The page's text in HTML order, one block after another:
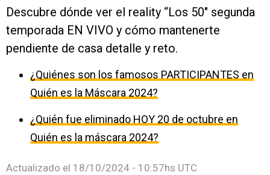
Descubre dónde ver el reality “Los 50″ segunda
temporada EN VIVO y cómo mantenerte
pendiente de casa detalle y reto.
¿Quiénes son los famosos PARTICIPANTES en
Quién es la Máscara 2024?
¿Quién fue eliminado HOY 20 de octubre en
Quién es la máscara 2024?
Actualizado el 18/10/2024 - 10:57hs UTC